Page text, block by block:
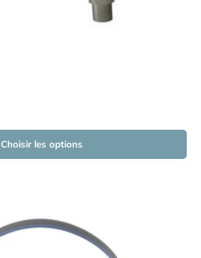
Choisir les options